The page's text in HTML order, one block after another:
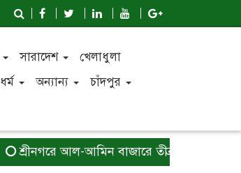
সারাদেশ
খেলাধুলা
ধর্ম অন্যান্য
চাঁদপুর
শ্রীনগরে আল-আমিন বাজারে তীব্র যানজট চরম